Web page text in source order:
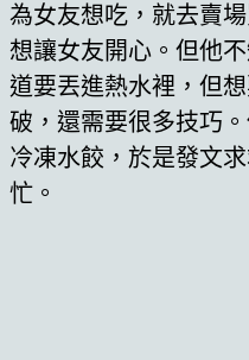
為女友想吃，就去賣
想讓女友開心。但他
道要丟進熱水裡，但
破，還需要很多技巧
冷凍水餃，於是發文
忙。